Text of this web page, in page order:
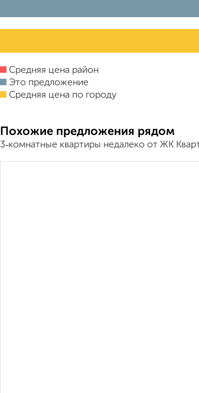
Средняя цена район
Это предложение
Средняя цена по городу
Похожие предложения рядом
3‑комнатные квартиры недалеко от ЖК